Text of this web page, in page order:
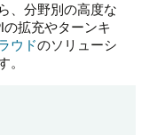
、分野別の高度な
拡充やターンキ
ウドのソリューシ